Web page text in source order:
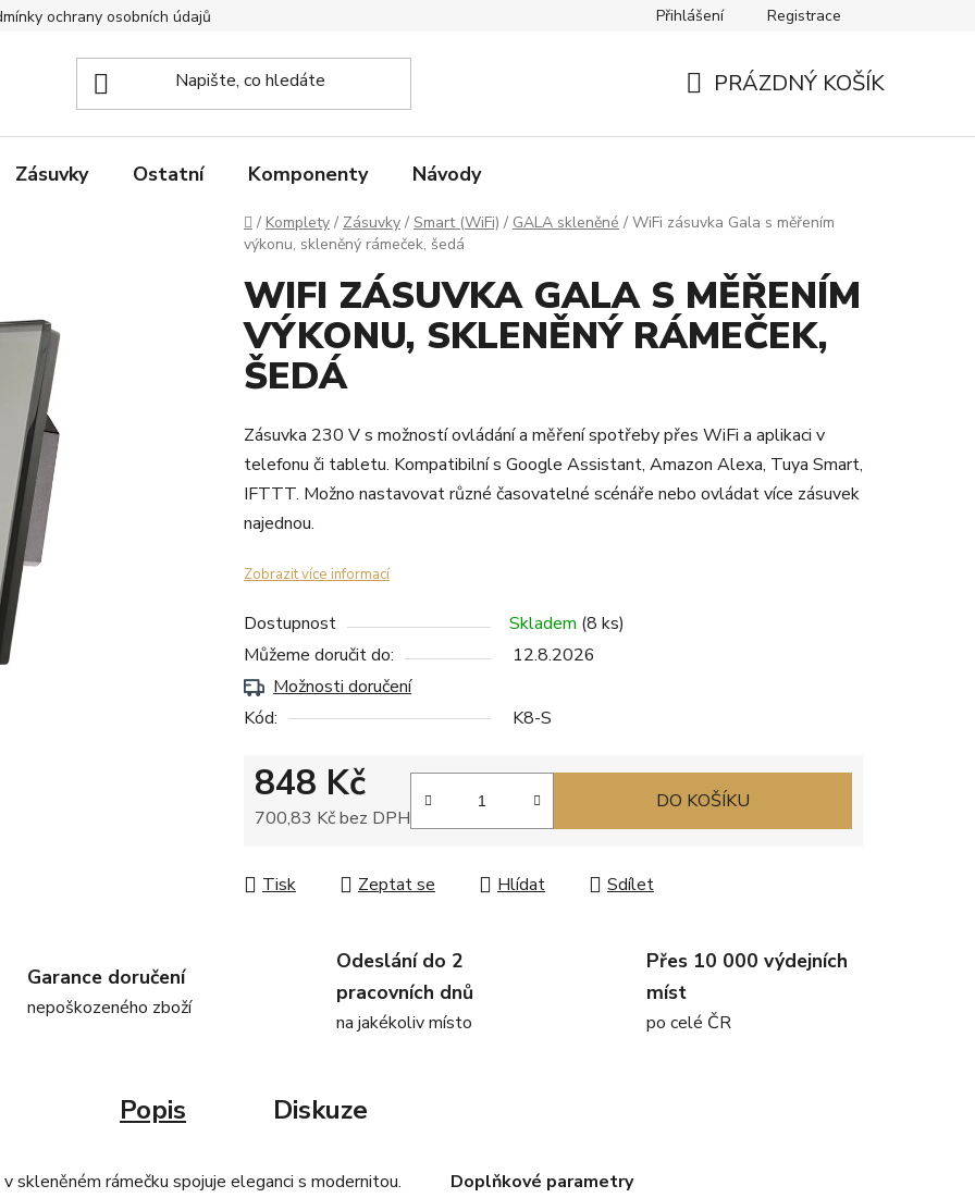
ochrany osobních údajů KontaktyPřihlášení Registrace
PRÁZDNÝ KOŠÍK
Zásuvky Ostatní Komponenty Návody
Domů
/ Komplety / Zásuvky / Smart (WiFi) / GALA skleněné / WiFi zásuvka Gala s měřením
výkonu, skleněný rámeček, šedá
WIFI ZÁSUVKA GALA S MĚŘENÍM
VÝKONU, SKLENĚNÝ RÁMEČEK,
ŠEDÁ
Zásuvka 230 V s možností ovládání a měření spotřeby přes WiFi a aplikaci v
telefonu či tabletu. Kompatibilní s Google Assistant, Amazon Alexa, Tuya Smart,
IFTTT. Možno nastavovat různé časovatelné scénáře nebo ovládat více zásuvek
najednou.
Zobrazit více informací
Dostupnost Skladem (8 ks)
Můžeme doručit do:
12.8.2026
Možnosti doručení
Kód:
K8-S
848 Kč
700,83 Kč bez DPH
DO KOŠÍKU
Tisk Zeptat se Hlídat Sdílet
Garance doručení
nepoškozeného zboží
Odeslání do 2
pracovních dnů
na jakékoliv místo
Přes 10 000 výdejních
míst
po celé ČR
Popis Diskuze
skleněném rámečku spojuje eleganci s modernitou.
Doplňkové parametry